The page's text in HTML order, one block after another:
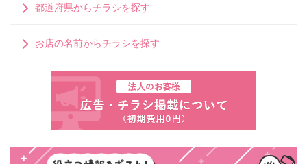
都道府県からチラシを探す
お店の名前からチラシを探す